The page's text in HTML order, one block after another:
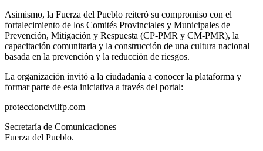
Asimismo, la Fuerza del Pueblo reiteró su compromiso con el
fortalecimiento de los Comités Provinciales y Municipales de
Prevención, Mitigación y Respuesta (CP-PMR y CM-PMR), la
capacitación comunitaria y la construcción de una cultura nacional
basada en la prevención y la reducción de riesgos.
La organización invitó a la ciudadanía a conocer la plataforma y
formar parte de esta iniciativa a través del portal:
proteccioncivilfp.com
Secretaría de Comunicaciones
Fuerza del Pueblo.